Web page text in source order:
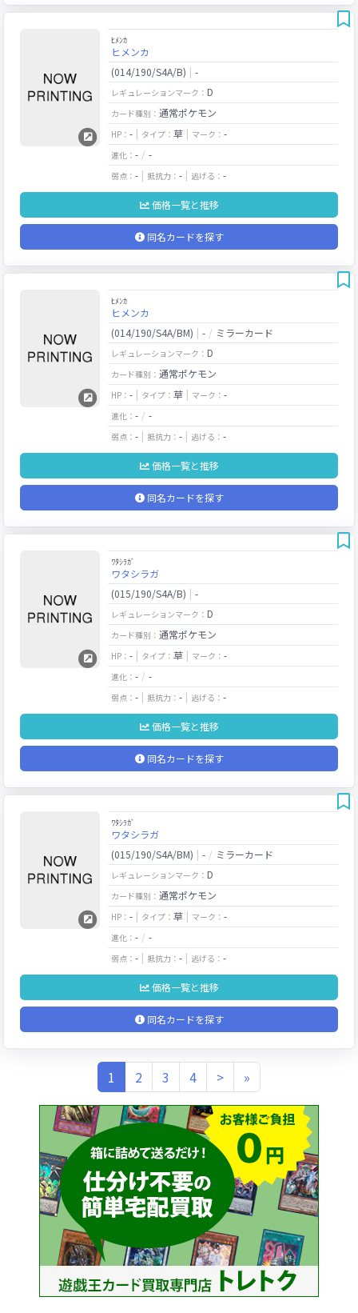
ﾋﾒﾝｶ
ヒメンカ
(014/190/S4A/B)
-
レギュレーションマーク： D
カード種別： 通常ポケモン
HP： - タイプ： 草 マーク： -
進化： - -
弱点： - 抵抗力： - 逃げる： -
価格一覧と推移
同名カードを探す
ﾋﾒﾝｶ
ヒメンカ
(014/190/S4A/BM)
- ミラーカード
レギュレーションマーク： D
カード種別： 通常ポケモン
HP： - タイプ： 草 マーク： -
進化： - -
弱点： - 抵抗力： - 逃げる： -
価格一覧と推移
同名カードを探す
ﾜﾀｼﾗｶﾞ
ワタシラガ
(015/190/S4A/B)
-
レギュレーションマーク： D
カード種別： 通常ポケモン
HP： - タイプ： 草 マーク： -
進化： - -
弱点： - 抵抗力： - 逃げる： -
価格一覧と推移
同名カードを探す
ﾜﾀｼﾗｶﾞ
ワタシラガ
(015/190/S4A/BM)
- ミラーカード
レギュレーションマーク： D
カード種別： 通常ポケモン
HP： - タイプ： 草 マーク： -
進化： - -
弱点： - 抵抗力： - 逃げる： -
価格一覧と推移
同名カードを探す
1 (current)
2 3 4 > »